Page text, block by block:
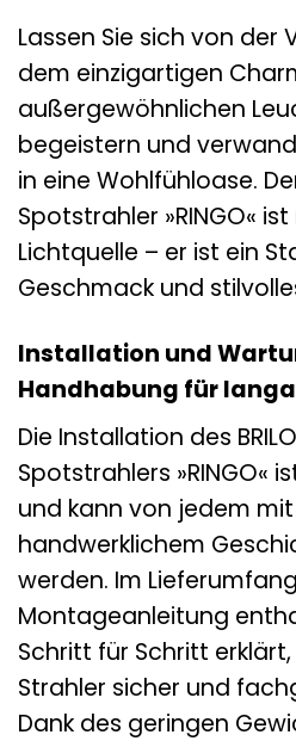
Lassen Sie sich von der
dem einzigartigen
außergewöhnlichen
begeistern und
in eine Wohlfühloase. Der
Spotstrahler »RINGO«
Lichtquelle – er ist ein
Geschmack und
Installation und
Handhabung für
Die Installation des
Spotstrahlers »RINGO«
und kann von jedem
handwerklichem
werden. Im
Montageanleitung
Schritt für Schritt erklärt,
Strahler sicher und
Dank des geringen